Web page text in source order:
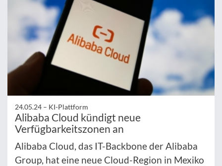
24.05.24 – KI-Plattform
Alibaba Cloud kündigt neue
Verfügbarkeitszonen an
Alibaba Cloud, das IT-Backbone der Alibaba
Group, hat eine neue Cloud-Region in Mexiko